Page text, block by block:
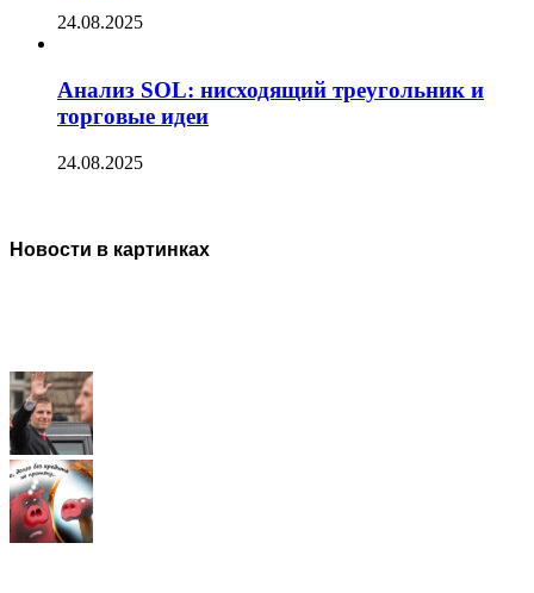
24.08.2025
Анализ SOL: нисходящий треугольник и
торговые идеи
24.08.2025
Новости в картинках